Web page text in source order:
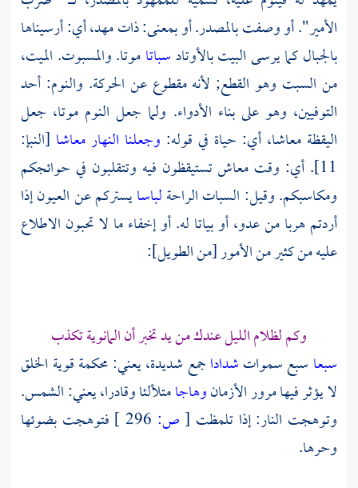
الأمير". أو وصفت بالمصدر. أو بمعنى: ذات مهد، أي: أرسيناها
بالجبال كما يرسى البيت بالأوتادسباتاموتا. والمسبوت. الميت،
من السبت وهو القطع; لأنه مقطوع عن الحركة. والنوم: أحد
التوفيين، وهو على بناء الأدواء. ولما جعل النوم موتا، جعل
اليقظة معاشا، أي: حياة في قوله: وجعلنا النهار معاشا [النبإ:
11]. أي: وقت معاش تستيقظون فيه وتتقلبون في حوائجكم
ومكاسبكم. وقيل: السبات الراحةلباسايستركم عن العيون إذا
أردتم هربا من عدو، أو بياتا له. أو إخفاء ما لا تحبون الاطلاع
عليه من كثير من الأمور [من الطويل]:
وكم لظلام الليل عندك من يد تخبر أن المانوية تكذب
سبعا سبع سمواتشداداجمع شديدة، يعني: محكمة قوية الخلق
لا يؤثر فيها مرور الأزمانوهاجامتلألئا وقادرا، يعني: الشمس.
وتوهجت النار: إذا تلمظت [ص:
فتوهجت بضوئها
وحرها.